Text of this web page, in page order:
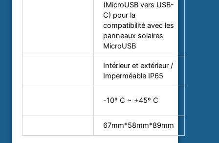
(MicroUSB vers USB-
C) pour la
compatibilité avec les
panneaux solaires
MicroUSB
Intérieur et extérieur /
Imperméable IP65
-10º C ~ +45º C
67mm*58mm*89mm